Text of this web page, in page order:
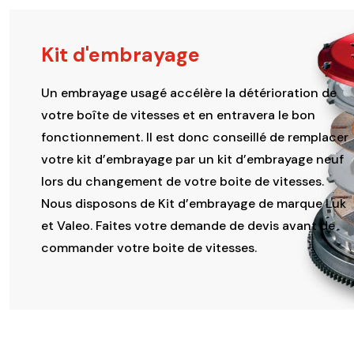
Kit d'embrayage
Un embrayage usagé accélère la détérioration de
votre boîte de vitesses et en entravera le bon
fonctionnement. Il est donc conseillé de remplacer
votre kit d’embrayage par un kit d’embrayage neuf
lors du changement de votre boite de vitesses.
Nous disposons de Kit d’embrayage de marque Luk
et Valeo. Faites votre demande de devis avant de
commander votre boite de vitesses.